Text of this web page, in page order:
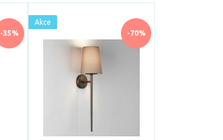
-35% -70%
Akce